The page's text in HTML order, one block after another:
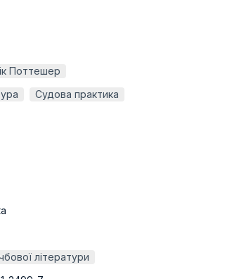
Поттешер
Судова практика
літератури